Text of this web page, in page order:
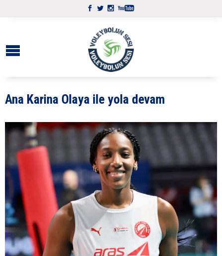
Ana Karina Olaya ile yola devam